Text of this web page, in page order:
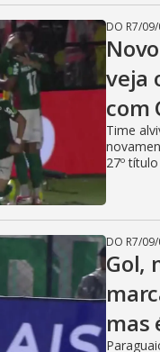
DO R7/
veja
com
Time
27º título
DO R7/
Gol,
mas